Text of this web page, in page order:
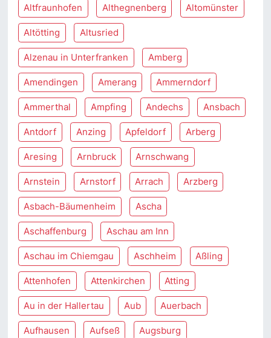
Altfraunhofen Althegnenberg Altomünster
Altötting Altusried
Alzenau in Unterfranken Amberg
Amendingen Amerang Ammerndorf
Ammerthal Ampfing Andechs Ansbach
Antdorf Anzing Apfeldorf Arberg
Aresing Arnbruck Arnschwang
Arnstein Arnstorf Arrach Arzberg
Asbach-Bäumenheim Ascha
Aschaffenburg Aschau am Inn
Aschau im Chiemgau Aschheim Aßling
Attenhofen Attenkirchen Atting
Au in der Hallertau Aub Auerbach
Aufhausen Aufseß Augsburg